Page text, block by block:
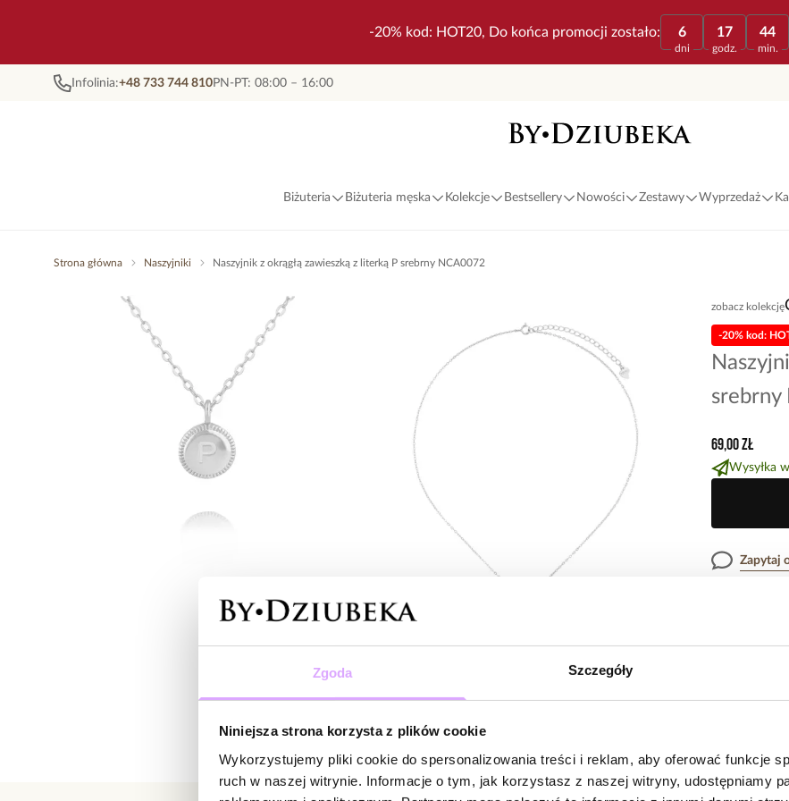
Zgoda Szczegóły
Niniejsza strona korzysta z plików cookie
Wykorzystujemy pliki cookie do spersonalizowania treści i reklam, aby oferować funkcje
ruch w naszej witrynie. Informacje o tym, jak korzystasz z naszej witryny, udostępniamy
-20% kod: HOT20, Do końca promocji zostało: 6
dni
17
godz.
44
min.
Infolinia:+48 733 744 810PN-PT: 08:00 – 16:00
Biżuteria Biżuteria męska Kolekcje Bestsellery Nowości Zestawy Wyprzedaż
Strona główna Naszyjniki Naszyjnik z okrągłą zawieszką z literką P srebrny NCA0072
zobacz kolekcję
srebrny
-20% kod:
69,00 zł
Wysyłka
Zapytaj
Surowiec:
Rodzaj
Waga poniżej
Brak
Jeszcze